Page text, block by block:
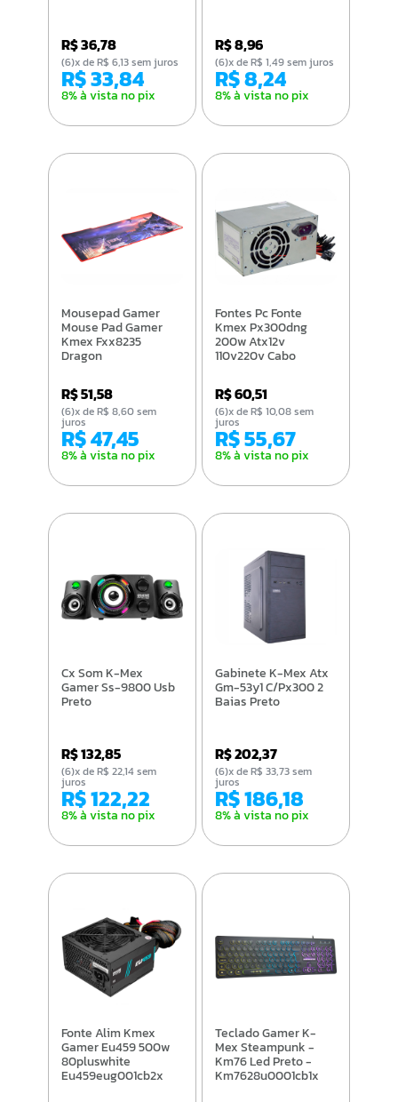
R$ 36,78
R$ 33,84
8% à vista no pix
(6)x de R$ 6,13 sem juros
R$ 8,96
R$ 8,24
8% à vista no pix
(6)x de R$ 1,49 sem juros
Mousepad Gamer
Mouse Pad Gamer
Kmex Fxx8235
Dragon
R$ 51,58
R$ 47,45
8% à vista no pix
(6)x de R$ 8,60 sem
juros
Fontes Pc Fonte
Kmex Px300dng
200w Atx12v
110v220v Cabo
R$ 60,51
R$ 55,67
8% à vista no pix
(6)x de R$ 10,08 sem
juros
Cx Som K-Mex
Gamer Ss-9800 Usb
Preto
R$ 132,85
R$ 122,22
8% à vista no pix
(6)x de R$ 22,14 sem
juros
Gabinete K-Mex Atx
Gm-53y1 C/Px300 2
Baias Preto
R$ 202,37
R$ 186,18
8% à vista no pix
(6)x de R$ 33,73 sem
juros
Fonte Alim Kmex
Gamer Eu459 500w
80pluswhite
Eu459eug001cb2x
Teclado Gamer K-
Mex Steampunk -
Km76 Led Preto -
Km7628u0001cb1x